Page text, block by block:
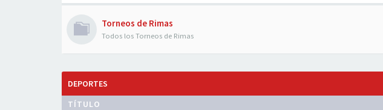
Torneos de Rimas
Todos los Torneos de Rimas
DEPORTES
TÍTULO